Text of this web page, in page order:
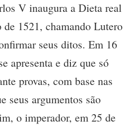
V inaugura a Dieta real
1521, chamando Lutero
seus ditos. Em 16
apresenta e diz que só
provas, com base nas
seus argumentos são
o imperador, em 25 de